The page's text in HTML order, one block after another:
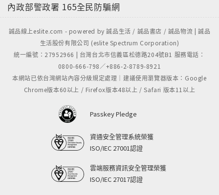
內政部警政署 165全民防騙網
誠品線上eslite.com - powered by 誠品生活 / 誠品書店 / 誠品物流 | 誠品
生活股份有限公司 (eslite Spectrum Corporation)
統一編號：27952966 | 台灣台北市信義區松德路204號B1 服務電話：
0800-666-798／+886-2-8789-8921
本網站已依台灣網站內容分級規定處理｜建議使用瀏覽器版本：Google
Chrome版本60以上 / Firefox版本48以上 / Safari 版本11以上
Passkey Pledge
資通安全管理系統榮獲
ISO/IEC 27001認證
雲端服務資訊安全管理榮獲
ISO/IEC 27017認證